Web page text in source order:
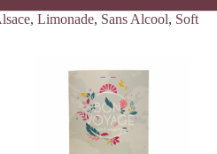
, Limonade, Sans Alcool, Soft